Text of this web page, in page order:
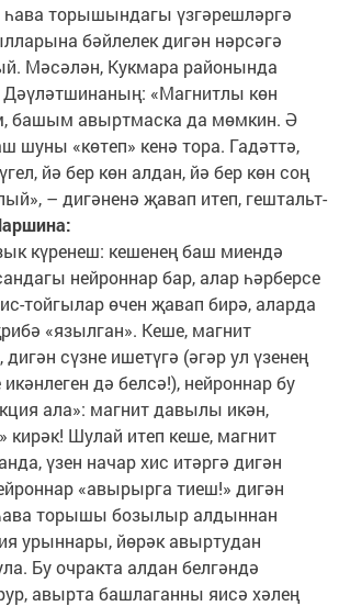
һава торышындагы үзгәрешләргә
бәйлелек дигән нәрсәгә
Мәсәлән, Кукмара районында
«Магнитлы көн
башым авыртмаска да мөмкин. Ә
шуны «көтеп» кенә тора. Гадәттә,
йә бер көн алдан, йә бер көн соң
– дигәненә җавап итеп, гештальт-
күренеш: кешенең баш миендә
нейроннар бар, алар һәрберсе
тойгылар өчен җавап бирә, аларда
«язылган». Кеше, магнит
сүзне ишетүгә (әгәр ул үзенең
дә белсә!), нейроннар бу
ала»: магнит давылы икән,
кирәк! Шулай итеп кеше, магнит
үзен начар хис итәргә дигән
«авырырга тиеш!» дигән
торышы бозылыр алдыннан
урыннары, йөрәк авыртудан
Бу очракта алдан белгәндә
авырта башлаганны яисә хәлең